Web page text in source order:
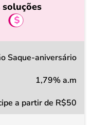
soluções
Saque-aniversário
1,79% a.m
a partir de R$50